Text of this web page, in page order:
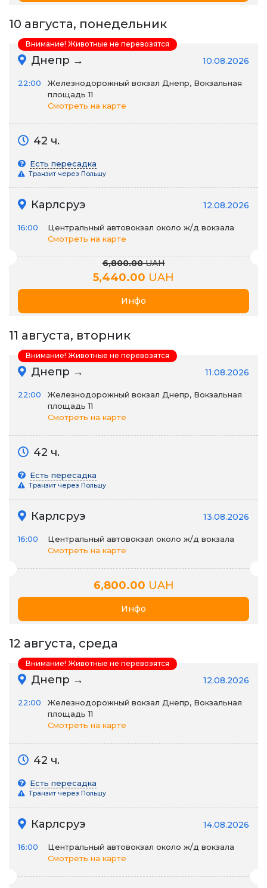
10 августа, понедельник
Днепр → 10.08.2026
22:00
Железнодорожный вокзал Днепр, Вокзальная
площадь 11
Смотреть на карте
42 ч.
Есть пересадка
Транзит через Польшу
Карлсруэ 12.08.2026
16:00
Центральный автовокзал около ж/д вокзала
Смотреть на карте
6,800.00UAH
5,440.00 UAH
Инфо
Внимание! Животные не перевозятся
11 августа, вторник
Днепр → 11.08.2026
22:00
Железнодорожный вокзал Днепр, Вокзальная
площадь 11
Смотреть на карте
42 ч.
Есть пересадка
Транзит через Польшу
Карлсруэ 13.08.2026
16:00
Центральный автовокзал около ж/д вокзала
Смотреть на карте
6,800.00 UAH
Инфо
Внимание! Животные не перевозятся
12 августа, среда
Днепр → 12.08.2026
22:00
Железнодорожный вокзал Днепр, Вокзальная
площадь 11
Смотреть на карте
42 ч.
Есть пересадка
Транзит через Польшу
Карлсруэ 14.08.2026
16:00
Центральный автовокзал около ж/д вокзала
Смотреть на карте
Внимание! Животные не перевозятся